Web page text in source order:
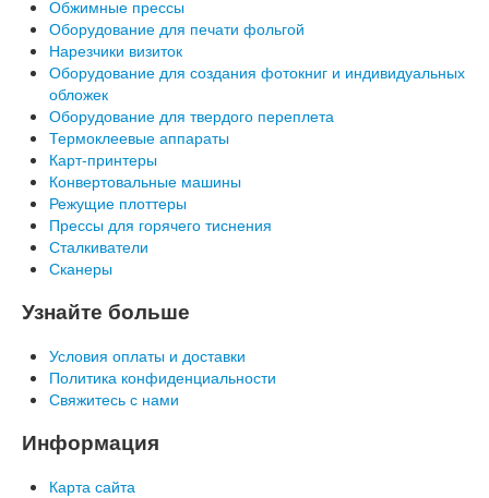
Обжимные прессы
Оборудование для печати фольгой
Нарезчики визиток
Оборудование для создания фотокниг и индивидуальных
обложек
Оборудование для твердого переплета
Термоклеевые аппараты
Карт-принтеры
Конвертовальные машины
Режущие плоттеры
Прессы для горячего тиснения
Сталкиватели
Сканеры
Узнайте больше
Условия оплаты и доставки
Политика конфиденциальности
Свяжитесь с нами
Информация
Карта сайта